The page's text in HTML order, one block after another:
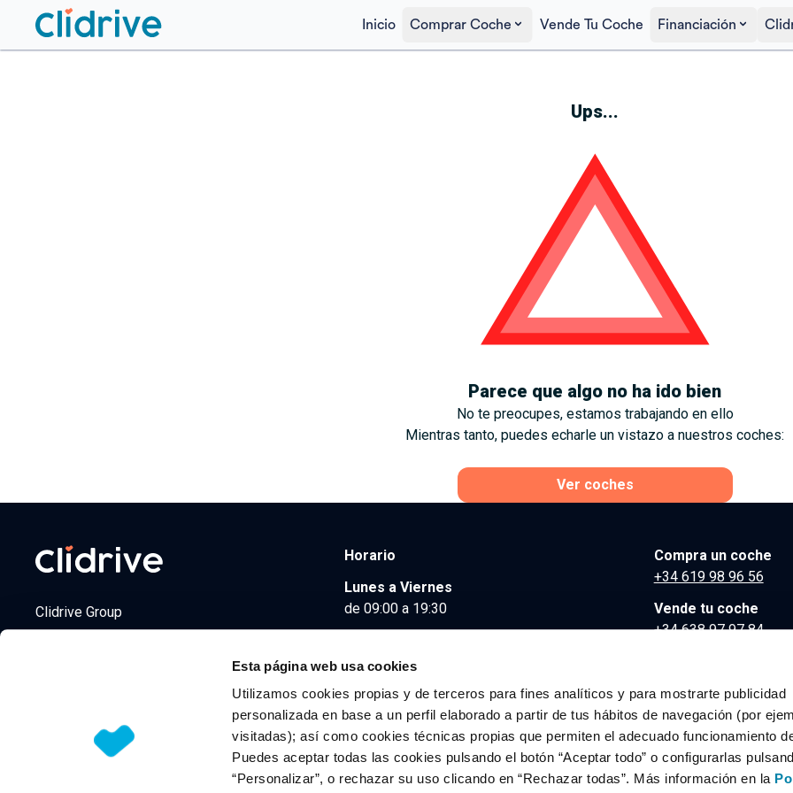
Esta página web usa cookies
Utilizamos cookies propias y de terceros para fines analíticos y para mostrarte publicidad
personalizada en base a un perfil elaborado a partir de tus hábitos de navegación (por
visitadas); así como cookies técnicas propias que permiten el adecuado funcionamiento
Puedes aceptar todas las cookies pulsando el botón “Aceptar todo” o configurarlas
“Personalizar”, o rechazar su uso clicando en “Rechazar todas”. Más información en la
Inicio Comprar Coche Vende Tu Coche Financiación
Ups...
Parece que algo no ha ido bien
No te preocupes, estamos trabajando en ello
Mientras tanto, puedes echarle un vistazo a nuestros coches:
Ver coches
Clidrive Group
Horario
Lunes a Viernes
de 09:00 a 19:30
Compra un coche
+34 619 98 96 56
Vende tu coche
+34 638 97 97 84
© 2026 CLIDRIVE CAPITAL, SOCIEDAD LIMITADA. Todos los derechos reservados.